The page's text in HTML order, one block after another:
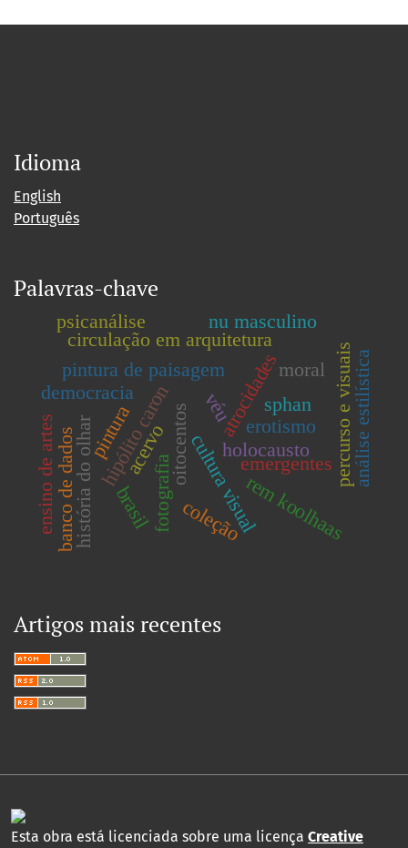
Idioma
English
Português
Palavras-chave
hipólito caron
pintura de paisagem
oitocentos
história do olhar holocausto
fotografiacultura visual
atrocidades
democracia
emergentes
brasil rem koolhaas
circulação em arquitetura
percurso e visuais
nu masculino
pintura erotismo
véu
moral
sphan
acervo
banco de dados
ensino de artes análise estilística
psicanálise
coleção
Artigos mais recentes
Esta obra está licenciada sobre uma licença Creative